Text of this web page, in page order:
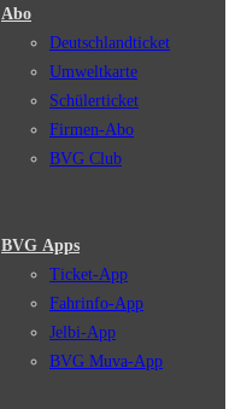
Abo
Deutschlandticket
Umweltkarte
Schülerticket
Firmen-Abo
BVG Club
BVG Apps
Ticket-App
Fahrinfo-App
Jelbi-App
BVG Muva-App